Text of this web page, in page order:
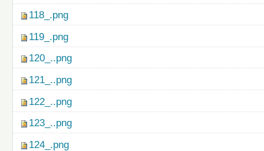
118_.png
119_.png
120_..png
121_..png
122_..png
123_..png
124_.png